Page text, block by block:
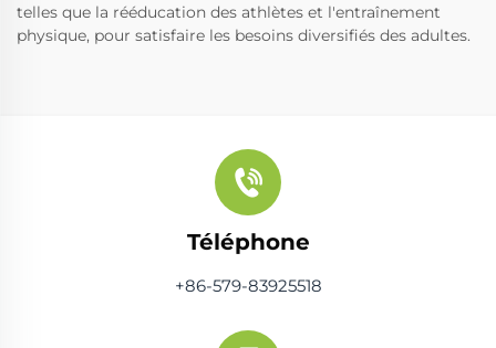
telles que la rééducation des athlètes et l'entraînement
physique, pour satisfaire les besoins diversifiés des adultes.
Téléphone
+86-579-83925518